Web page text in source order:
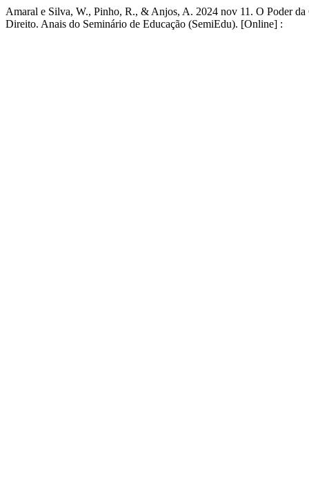
Amaral e Silva, W., Pinho, R., & Anjos, A. 2024 nov 11. O Poder
Direito. Anais do Seminário de Educação (SemiEdu). [Online] :